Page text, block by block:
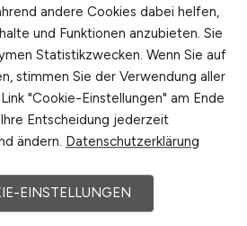
Mettmann
andere Cookies dabei helfen,
und Funktionen anzubieten. Sie
Statistikzwecken. Wenn Sie auf
stimmen Sie der Verwendung aller
"Cookie-Einstellungen" am Ende
Entscheidung jederzeit
ändern. Datenschutzerklärung
EINSTELLUNGEN